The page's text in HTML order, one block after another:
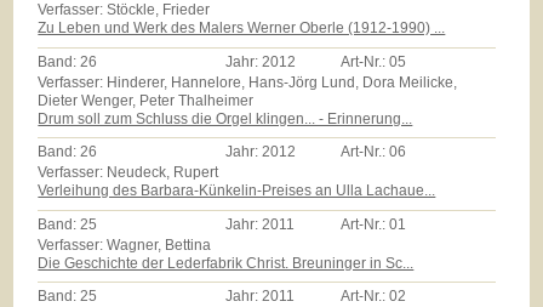
Verfasser: Stöckle, Frieder
Zu Leben und Werk des Malers Werner Oberle (1912-1990) ...
Band: 26 Jahr: 2012 Art-Nr.:05
Verfasser: Hinderer, Hannelore, Hans-Jörg Lund, Dora Meilicke,
Dieter Wenger, Peter Thalheimer
Drum soll zum Schluss die Orgel klingen... - Erinnerung...
Band:26 Jahr:2012 Art-Nr.:06
Verfasser: Neudeck, Rupert
Verleihung des Barbara-Künkelin-Preises an Ulla Lachaue...
Band: 25 Jahr: 2011 Art-Nr.:01
Verfasser: Wagner, Bettina
Die Geschichte der Lederfabrik Christ. Breuninger in Sc...
Band:25 Jahr:2011 Art-Nr.:02